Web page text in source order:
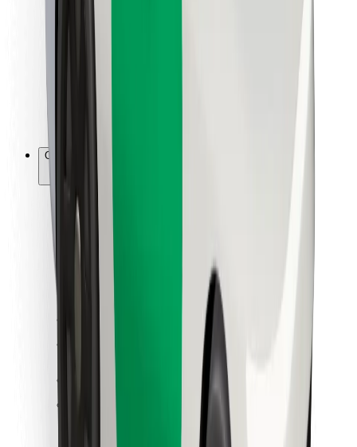
Para repartidores
Bolt Food
Para propietarios de flota
Bolt para empresas
Otros
Proveedores
Términos y Condiciones
Cookies
Seguridad
Descargar la app de Bolt
Descargar la app de Bolt Food